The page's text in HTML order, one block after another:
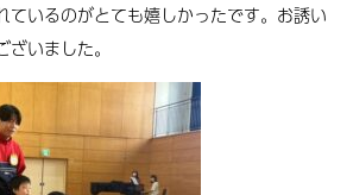
ているのがとても嬉しかったです。お誘い
いました。